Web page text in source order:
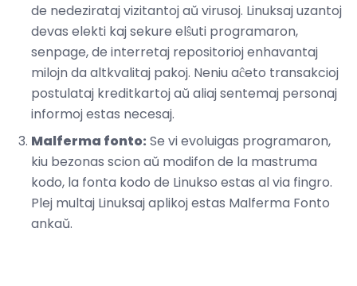
de nedezirataj vizitantoj aŭ virusoj. Linuksaj uzantoj
devas elekti kaj sekure elŝuti programaron,
senpage, de interretaj repositorioj enhavantaj
milojn da altkvalitaj pakoj. Neniu aĉeto transakcioj
postulataj kreditkartoj aŭ aliaj sentemaj personaj
informoj estas necesaj.
Malferma fonto: Se vi evoluigas programaron,
kiu bezonas scion aŭ modifon de la mastruma
kodo, la fonta kodo de Linukso estas al via fingro.
Plej multaj Linuksaj aplikoj estas Malferma Fonto
ankaŭ.